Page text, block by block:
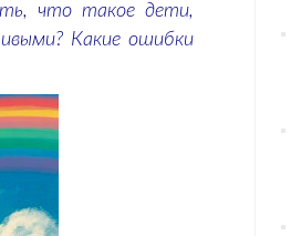
что такое дети,
Какие ошибки